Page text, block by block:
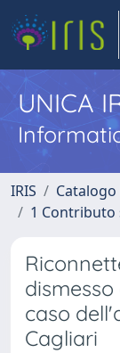
UNICA
IRIS
1 Contributo
caso
Cagliari